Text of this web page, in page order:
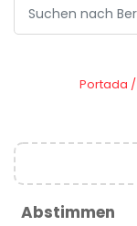
Portada /
Abstimmen